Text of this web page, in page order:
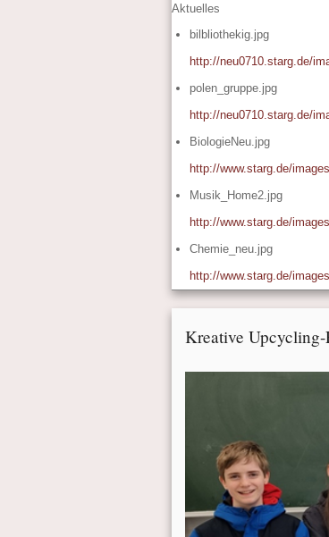
Aktuelles
bilbliothekig.jpg
http://neu0710.starg.de/
polen_gruppe.jpg
http://neu0710.starg.de/
BiologieNeu.jpg
http://www.starg.de/
Musik_Home2.jpg
http://www.starg.de/
Chemie_neu.jpg
http://www.starg.de/
Kreative